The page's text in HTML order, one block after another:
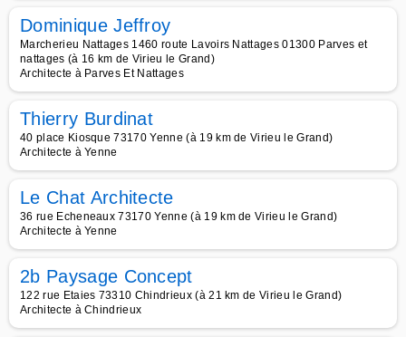
Dominique Jeffroy
Marcherieu Nattages 1460 route Lavoirs Nattages 01300 Parves et
nattages (à 16 km de Virieu le Grand)
Architecte à Parves Et Nattages
Thierry Burdinat
40 place Kiosque 73170 Yenne (à 19 km de Virieu le Grand)
Architecte à Yenne
Le Chat Architecte
36 rue Echeneaux 73170 Yenne (à 19 km de Virieu le Grand)
Architecte à Yenne
2b Paysage Concept
122 rue Etaies 73310 Chindrieux (à 21 km de Virieu le Grand)
Architecte à Chindrieux